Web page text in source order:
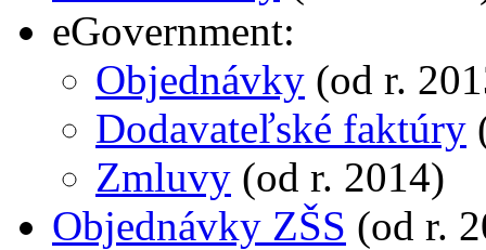
eGovernment:
Objednávky (od r.
Dodavateľské faktúry
Zmluvy (od r. 2014)
Objednávky ZŠS (od r.